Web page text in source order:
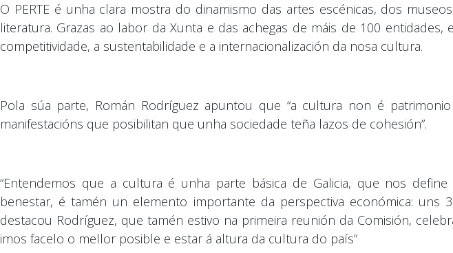
O PERTE é unha clara mostra do dinamismo das artes escénicas, dos
literatura. Grazas ao labor da Xunta e das achegas de máis de 100
competitividade, a sustentabilidade e a internacionalización da nosa cultura.
Pola súa parte, Román Rodríguez apuntou que “a cultura non é
manifestacións que posibilitan que unha sociedade teña lazos de cohesión”.
“Entendemos que a cultura é unha parte básica de Galicia, que nos
benestar, é tamén un elemento importante da perspectiva económica: uns
destacou Rodríguez, que tamén estivo na primeira reunión da Comisión,
imos facelo o mellor posible e estar á altura da cultura do país”